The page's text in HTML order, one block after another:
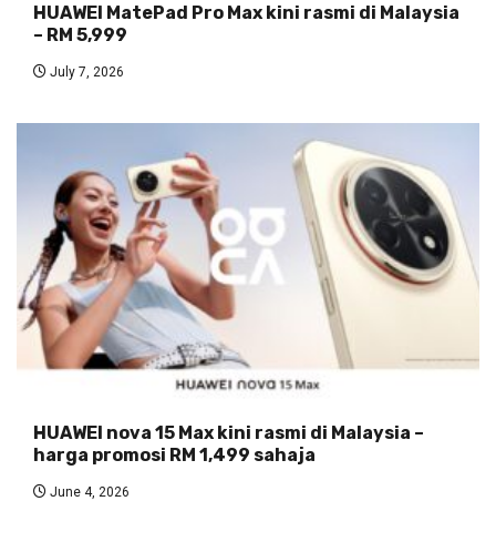
HUAWEI MatePad Pro Max kini rasmi di Malaysia
– RM 5,999
July 7, 2026
HUAWEI nova 15 Max kini rasmi di Malaysia –
harga promosi RM 1,499 sahaja
June 4, 2026